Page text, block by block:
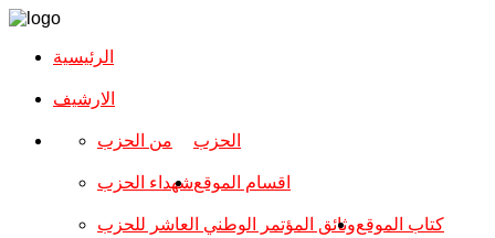
الرئيسية
الارشیف
الحزب من الحزب
شهداء الحزب
وثائق المؤتمر الوطني العاشر للحزب
اقسام الموقع
كتاب الموقع